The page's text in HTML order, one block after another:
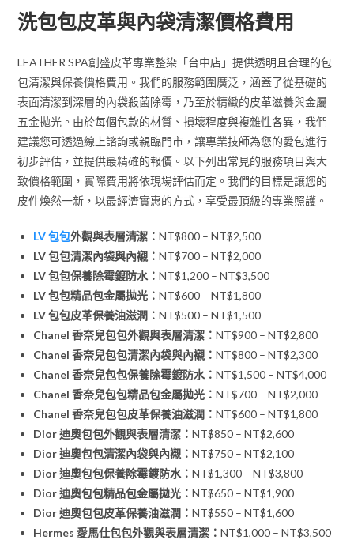
洗包包皮革與內袋清潔價格費用
LEATHER SPA創盛皮革專業整染「台中店」提供透明且合理的包
包清潔與保養價格費用。我們的服務範圍廣泛，涵蓋了從基礎的
表面清潔到深層的內袋殺菌除霉，乃至於精緻的皮革滋養與金屬
五金拋光。由於每個包款的材質、損壞程度與複雜性各異，我們
建議您可透過線上諮詢或親臨門市，讓專業技師為您的愛包進行
初步評估，並提供最精確的報價。以下列出常見的服務項目與大
致價格範圍，實際費用將依現場評估而定。我們的目標是讓您的
皮件煥然一新，以最經濟實惠的方式，享受最頂級的專業照護。
LV 包包外觀與表層清潔：NT$800 – NT$2,500
LV 包包清潔內袋與內襯：NT$700 – NT$2,000
LV 包包保養除霉鍍防水：NT$1,200 – NT$3,500
LV 包包精品包金屬拋光：NT$600 – NT$1,800
LV 包包皮革保養油滋潤：NT$500 – NT$1,500
Chanel 香奈兒包包外觀與表層清潔：NT$900 – NT$2,800
Chanel 香奈兒包包清潔內袋與內襯：NT$800 – NT$2,300
Chanel 香奈兒包包保養除霉鍍防水：NT$1,500 – NT$4,000
Chanel 香奈兒包包精品包金屬拋光：NT$700 – NT$2,000
Chanel 香奈兒包包皮革保養油滋潤：NT$600 – NT$1,800
Dior 迪奧包包外觀與表層清潔：NT$850 – NT$2,600
Dior 迪奧包包清潔內袋與內襯：NT$750 – NT$2,100
Dior 迪奧包包保養除霉鍍防水：NT$1,300 – NT$3,800
Dior 迪奧包包精品包金屬拋光：NT$650 – NT$1,900
Dior 迪奧包包皮革保養油滋潤：NT$550 – NT$1,600
Hermes 愛馬仕包包外觀與表層清潔：NT$1,000 – NT$3,500